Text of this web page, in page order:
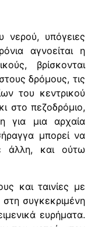
νερού, υπόγειες
αγνοείται η
βρίσκονται
δρόμους, τις
του κεντρικού
στο πεζοδρόμιο,
για μια αρχαία
μπορεί να
άλλη, και ούτω
και ταινίες με
συγκεκριμένη
ευρήματα.